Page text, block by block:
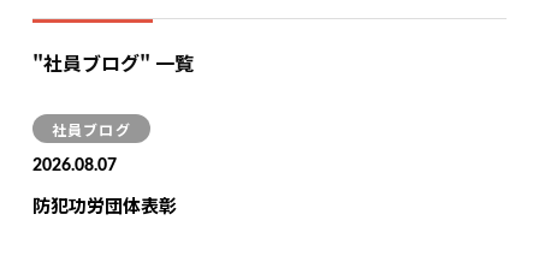
"社員ブログ" 一覧
社員ブログ
2026.08.07
防犯功労団体表彰